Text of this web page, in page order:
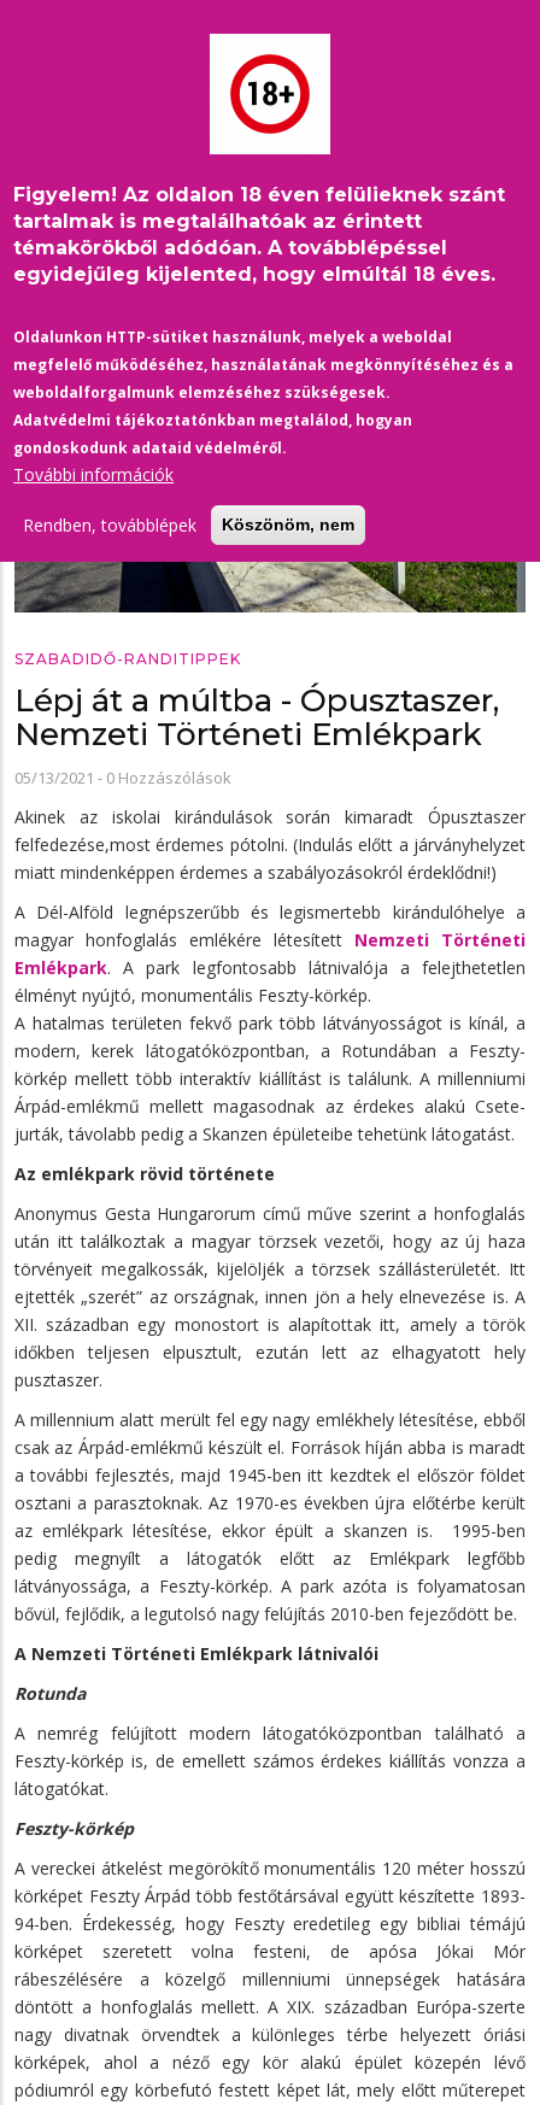
Figyelem! Az oldalon 18 éven felülieknek szánt
tartalmak is megtalálhatóak az érintett
témakörökből adódóan. A továbblépéssel
egyidejűleg kijelented, hogy elmúltál 18 éves.
Oldalunkon HTTP-sütiket használunk, melyek a weboldal
megfelelő működéséhez, használatának megkönnyítéséhez és a
weboldalforgalmunk elemzéséhez szükségesek.
Adatvédelmi tájékoztatónkban megtalálod, hogyan
gondoskodunk adataid védelméről.
További információk
Rendben, továbblépek Köszönöm, nem
Morzsa
Címlap /Szabadidő-Randitippek /
Lépj át a múltba - Ópusztaszer, Nemzeti Történeti Emlékpark
SZABADIDŐ-RANDITIPPEK
Lépj át a múltba - Ópusztaszer,
Nemzeti Történeti Emlékpark
05/13/2021 - 0 Hozzászólások
Akinek az iskolai kirándulások során kimaradt Ópusztaszer
felfedezése,most érdemes pótolni. (Indulás előtt a járványhelyzet
miatt mindenképpen érdemes a szabályozásokról érdeklődni!)
A Dél-Alföld legnépszerűbb és legismertebb kirándulóhelye a
magyar honfoglalás emlékére létesített Nemzeti Történeti
Emlékpark. A park legfontosabb látnivalója a felejthetetlen
élményt nyújtó, monumentális Feszty-körkép.
A hatalmas területen fekvő park több látványosságot is kínál, a
modern, kerek látogatóközpontban, a Rotundában a Feszty-
körkép mellett több interaktív kiállítást is találunk. A millenniumi
Árpád-emlékmű mellett magasodnak az érdekes alakú Csete-
jurták, távolabb pedig a Skanzen épületeibe tehetünk látogatást.
Az emlékpark rövid története
Anonymus Gesta Hungarorum című műve szerint a honfoglalás
után itt találkoztak a magyar törzsek vezetői, hogy az új haza
törvényeit megalkossák, kijelöljék a törzsek szállásterületét. Itt
ejtették „szerét” az országnak, innen jön a hely elnevezése is. A
XII. században egy monostort is alapítottak itt, amely a török
időkben teljesen elpusztult, ezután lett az elhagyatott hely
pusztaszer.
A millennium alatt merült fel egy nagy emlékhely létesítése, ebből
csak az Árpád-emlékmű készült el. Források híján abba is maradt
a további fejlesztés, majd 1945-ben itt kezdtek el először földet
osztani a parasztoknak. Az 1970-es években újra előtérbe került
az emlékpark létesítése, ekkor épült a skanzen is. 1995-ben
pedig megnyílt a látogatók előtt az Emlékpark legfőbb
látványossága, a Feszty-körkép. A park azóta is folyamatosan
bővül, fejlődik, a legutolsó nagy felújítás 2010-ben fejeződött be.
A Nemzeti Történeti Emlékpark látnivalói
Rotunda
A nemrég felújított modern látogatóközpontban található a
Feszty-körkép is, de emellett számos érdekes kiállítás vonzza a
látogatókat.
Feszty-körkép
A vereckei átkelést megörökítő monumentális 120 méter hosszú
körképet Feszty Árpád több festőtársával együtt készítette 1893-
94-ben. Érdekesség, hogy Feszty eredetileg egy bibliai témájú
körképet szeretett volna festeni, de apósa Jókai Mór
rábeszélésére a közelgő millenniumi ünnepségek hatására
döntött a honfoglalás mellett. A XIX. században Európa-szerte
nagy divatnak örvendtek a különleges térbe helyezett óriási
körképek, ahol a néző egy kör alakú épület közepén lévő
pódiumról egy körbefutó festett képet lát, mely előtt műterepet